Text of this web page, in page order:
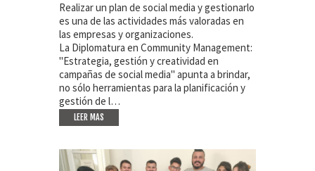
Realizar un plan de social media y gestionarlo
es una de las actividades más valoradas en
las empresas y organizaciones.
La Diplomatura en Community Management:
"Estrategia, gestión y creatividad en
campañas de social media" apunta a brindar,
no sólo herramientas para la planificación y
gestión de l…
LEER MAS